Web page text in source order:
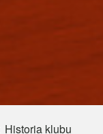
Historia klubu